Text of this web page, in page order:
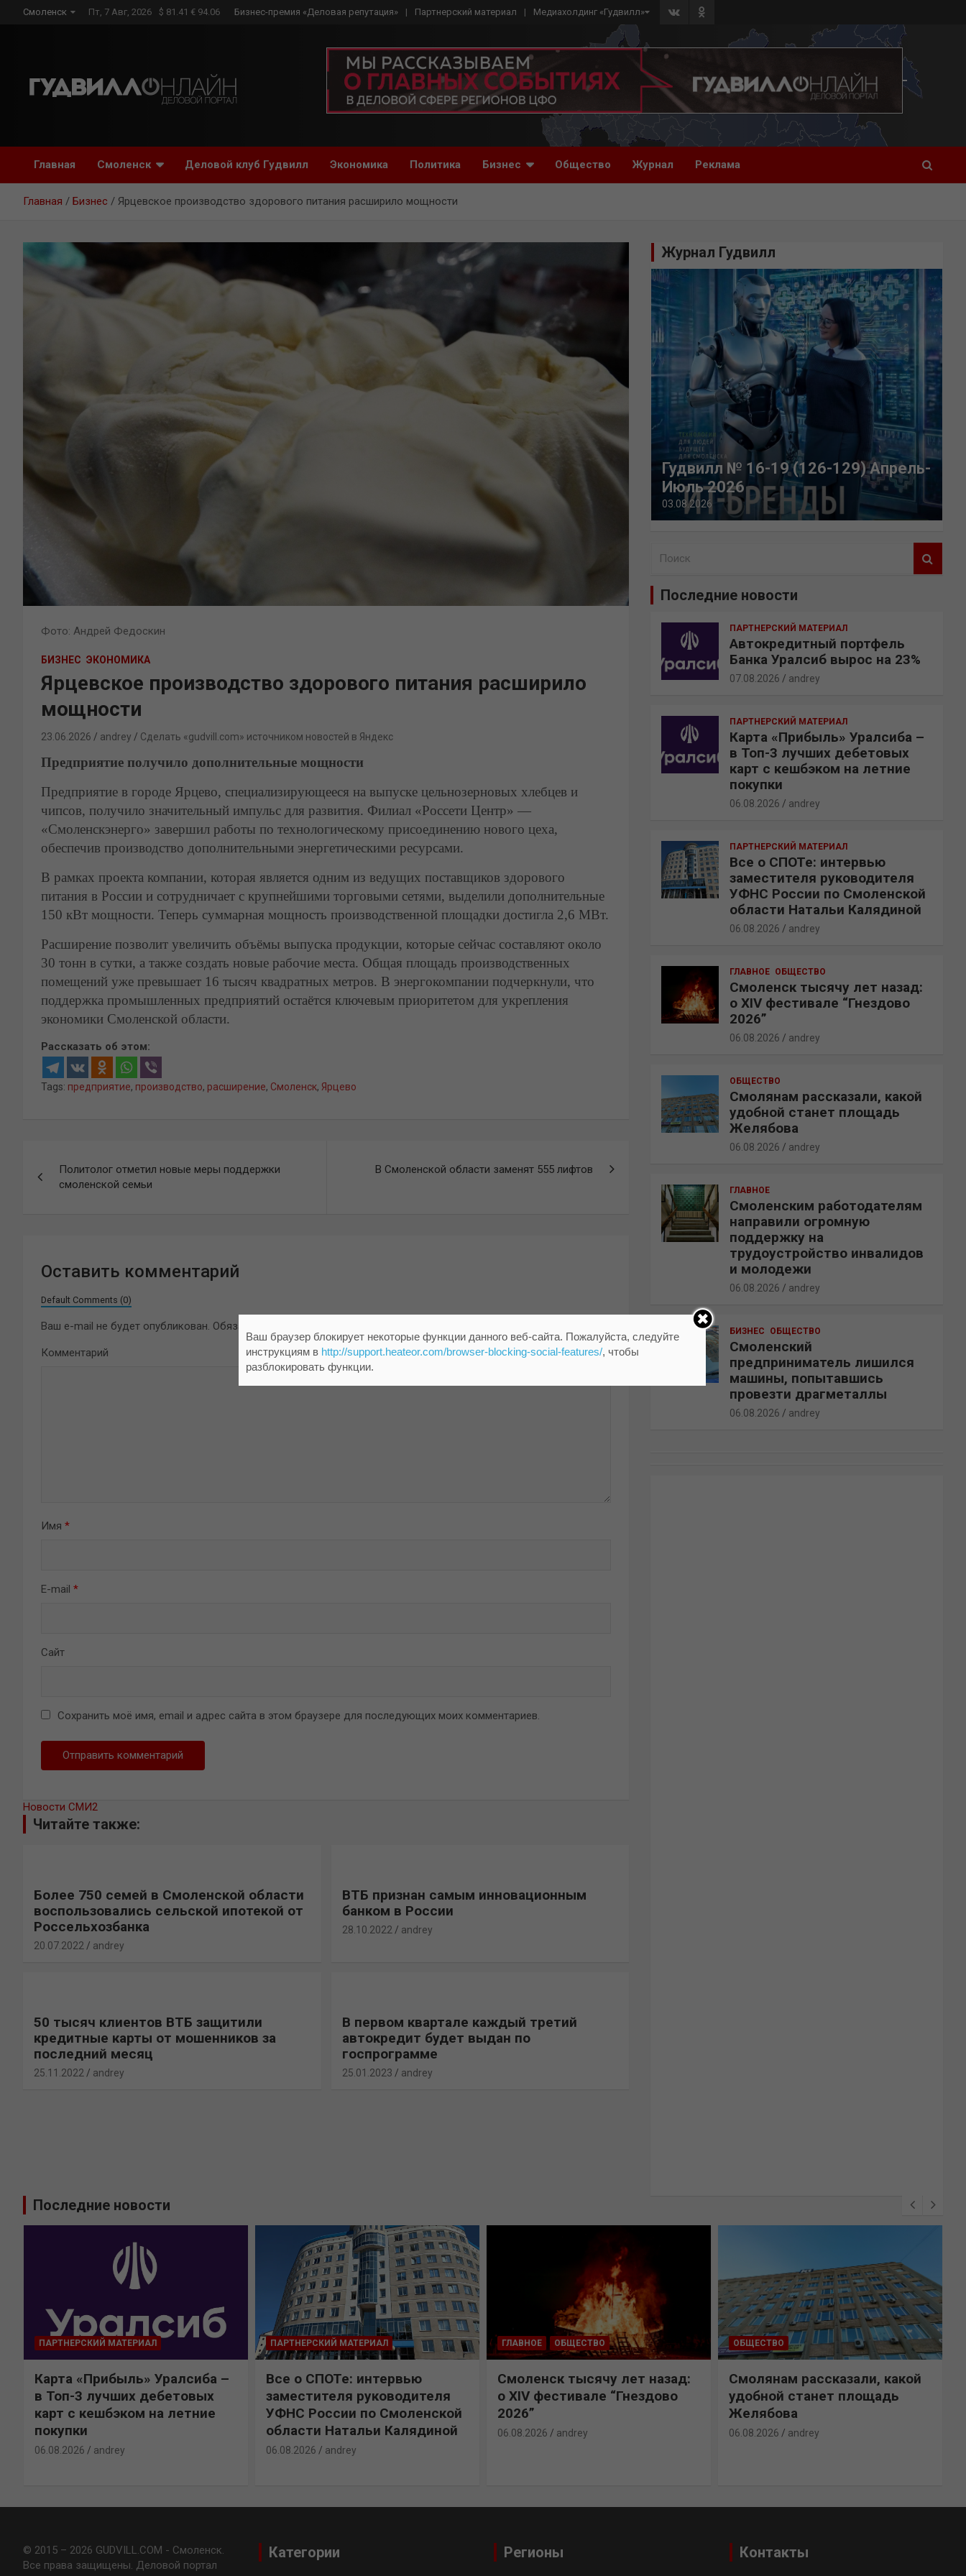
Смоленск Пт, 7 Авг, 2026 $ 81.41 € 94.06 Бизнес-премия «Деловая репутация» Партнерский материал Медиахолдинг «Гудвилл»
Главная Смоленск Деловой клуб Гудвилл Экономика Политика Бизнес Общество Журнал Реклама
Главная Бизнес Ярцевское производство здорового питания расширило мощности
Фото: Андрей Федоскин
БИЗНЕС ЭКОНОМИКА
Ярцевское производство здорового питания расширило
мощности
23.06.2026 andrey Сделать «gudvill.com» источником новостей в Яндекс
Предприятие получило дополнительные мощности
Предприятие в городе Ярцево, специализирующееся на выпуске цельнозерновых хлебцев и
чипсов, получило значительный импульс для развития. Филиал «Россети Центр» —
«Смоленскэнерго» завершил работы по технологическому присоединению нового цеха,
обеспечив производство дополнительными энергетическими ресурсами.
В рамках проекта компании, которая является одним из ведущих поставщиков здорового
питания в России и сотрудничает с крупнейшими торговыми сетями, выделили дополнительные
150 кВт мощности. Теперь суммарная мощность производственной площадки достигла 2,6 МВт.
Расширение позволит увеличить объёмы выпуска продукции, которые сейчас составляют около
30 тонн в сутки, а также создать новые рабочие места. Общая площадь производственных
помещений уже превышает 16 тысяч квадратных метров. В энергокомпании подчеркнули, что
поддержка промышленных предприятий остаётся ключевым приоритетом для укрепления
экономики Смоленской области.
Рассказать об этом:
Tags: предприятие, производство, расширение, Смоленск, Ярцево
по
Политолог отметил новые меры поддержки
смоленской семьи
В Смоленской области заменят 555 лифтов
Оставить комментарий
Default Comments (0)
Ваш e-mail не будет опубликован. Обязательные поля помечены
Комментарий
Имя *
E-mail *
Сайт
Сохранить моё имя, email и адрес сайта в этом браузере для последующих моих комментариев.
Новости СМИ2
Читайте также:
Более 750 семей в Смоленской области
воспользовались сельской ипотекой от
Россельхозбанка
20.07.2022 andrey
ВТБ признан самым инновационным
банком в России
28.10.2022 andrey
50 тысяч клиентов ВТБ защитили
кредитные карты от мошенников за
последний месяц
25.11.2022 andrey
В первом квартале каждый третий
автокредит будет выдан по
госпрограмме
25.01.2023 andrey
Журнал Гудвилл
Гудвилл № 16-19 (126-129) Апрель-
Июль 2026
03.08.2026
Последние новости
ПАРТНЕРСКИЙ МАТЕРИАЛ
Автокредитный портфель
Банка Уралсиб вырос на 23%
07.08.2026 andrey
ПАРТНЕРСКИЙ МАТЕРИАЛ
Карта «Прибыль» Уралсиба –
в Топ-3 лучших дебетовых
карт с кешбэком на летние
покупки
06.08.2026 andrey
ПАРТНЕРСКИЙ МАТЕРИАЛ
Все о СПОТе: интервью
заместителя руководителя
УФНС России по Смоленской
области Натальи Калядиной
06.08.2026 andrey
ГЛАВНОЕ ОБЩЕСТВО
Смоленск тысячу лет назад:
о XIV фестивале “Гнездово
2026”
06.08.2026 andrey
ОБЩЕСТВО
Смолянам рассказали, какой
удобной станет площадь
Желябова
06.08.2026 andrey
ГЛАВНОЕ
Смоленским работодателям
направили огромную
поддержку на
трудоустройство инвалидов
и молодежи
06.08.2026 andrey
БИЗНЕС ОБЩЕСТВО
Смоленский
предприниматель лишился
машины, попытавшись
провезти драгметаллы
06.08.2026 andrey
Последние новости
ПАРТНЕРСКИЙ МАТЕРИАЛ
Карта «Прибыль» Уралсиба –
в Топ-3 лучших дебетовых
карт с кешбэком на летние
покупки
06.08.2026 andrey
ПАРТНЕРСКИЙ МАТЕРИАЛ
Все о СПОТе: интервью
заместителя руководителя
УФНС России по Смоленской
области Натальи Калядиной
06.08.2026 andrey
ГЛАВНОЕ ОБЩЕСТВО
Смоленск тысячу лет назад:
о XIV фестивале “Гнездово
2026”
06.08.2026 andrey
ОБЩЕСТВО
Смолянам рассказали, какой
удобной станет площадь
Желябова
06.08.2026 andrey
© 2015 – 2026 GUDVILL.COM - Смоленск.
Все права защищены. Деловой портал
Категории Регионы Контакты
Ваш браузер блокирует некоторые функции данного веб-сайта. Пожалуйста, следуйте
инструкциям в http://support.heateor.com/browser-blocking-social-features/, чтобы
разблокировать функции.